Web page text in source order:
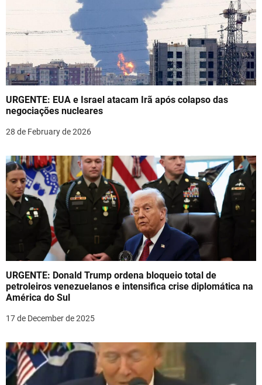
i
a
t
i
o
n
URGENTE: EUA e Israel atacam Irã após colapso das
negociações nucleares
28 de February de 2026
URGENTE: Donald Trump ordena bloqueio total de
petroleiros venezuelanos e intensifica crise diplomática na
América do Sul
17 de December de 2025